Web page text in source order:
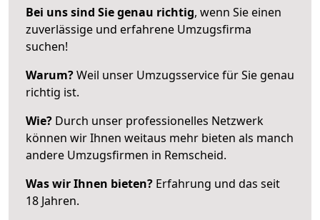
Bei uns sind Sie genau richtig, wenn Sie einen
zuverlässige und erfahrene Umzugsfirma
suchen!
Warum?Weil unser Umzugsservice für Sie genau
richtig ist.
Wie? Durch unser professionelles Netzwerk
können wir Ihnen weitaus mehr bieten als manch
andere Umzugsfirmen in Remscheid.
Was wir Ihnen bieten? Erfahrung und das seit
18 Jahren.